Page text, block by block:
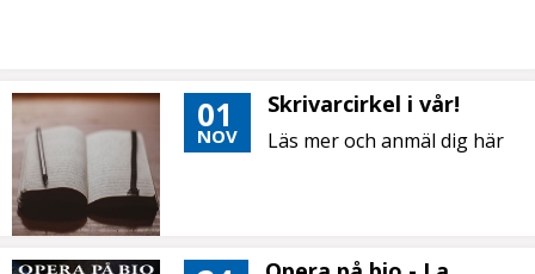
01
NOV
Skrivarcirkel i vår!
Läs mer och anmäl dig här